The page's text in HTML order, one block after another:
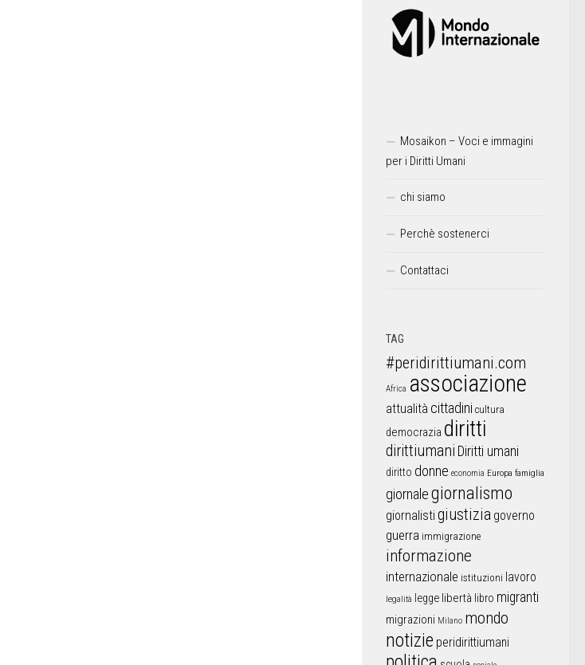
Mosaikon – Voci e immagini
per i Diritti Umani
chi siamo
Perchè sostenerci
Contattaci
TAG
#peridirittiumani.com
Africa associazione
attualità cittadini cultura
democrazia diritti
dirittiumani Diritti umani
diritto donne economia Europa famiglia
giornalegiornalismo
giornalistigiustizia governo
guerra immigrazione
informazione
internazionale istituzioni lavoro
legalità legge libertà libro migranti
migrazioni Milano mondo
notizie peridirittiumani